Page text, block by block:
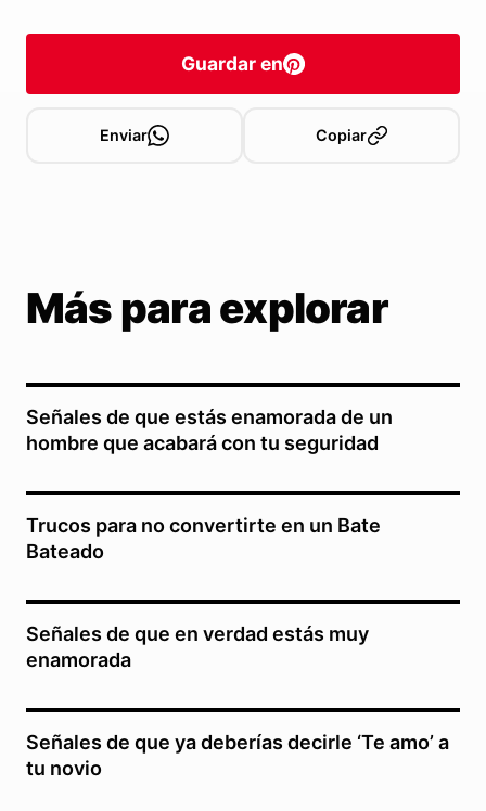
Guardar en
Enviar Copiar
Más para explorar
Señales de que estás enamorada de un
hombre que acabará con tu seguridad
Trucos para no convertirte en un Bate
Bateado
Señales de que en verdad estás muy
enamorada
Señales de que ya deberías decirle ‘Te amo’ a
tu novio